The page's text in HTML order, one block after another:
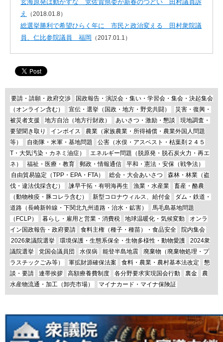
玄海原発は動かすな 党佐賀県委が新春のつどい 田村議員訴
え
（2018.01.8）
総選挙勝利で希望ひらく年に 市民と政治変える 田村衆院議
員、仁比参院議員 福岡
（2017.01.1）
要請・請願・政府交渉
国政報告・演説会・集い・学習会・集会・決起集会
（オンライン含む）
宣伝・選挙（国政・地方・野党共闘）
災害・復興・
被災者支援
地方自治（地方行財政） あいさつ・激励・懇談
現地調査・
要望聞き取り
インボイス
農業（家族農業・所得補償・農業外国人問題
等）
自衛隊・米軍・基地問題
公害（水俣・アスベスト・枯葉剤２４５
T・大気汚染・カネミ油症）
エネルギー問題（脱原発・脱石炭火力・再エ
ネ）
福祉・医療・教育 郵政・情報通信
平和・憲法・安保（戦争法）
自由貿易協定（TPP・EPA・FTA）
総会・大会あいさつ
森林・林業（盗
伐・違法伐採含む）
諫早干拓・有明海再生 漁業・水産業
畜産・酪農
（動物検疫・豚コレラ含む）
新型コロナウィルス、給付金
ダム・鉄道・
道路（長崎新幹線・下関北九州道路・治水・鉱害）
馬毛島基地問題
（FCLP）
暮らし・雇用と営業・消費税 地球温暖化・気候変動
オンラ
イン国政報告・政府要請
食料主権（種子・種苗）・食品安全
院内集会
2026衆議院選挙
環境保護・生態系保全・生物多様性・動物愛護
2024衆
議院選挙
党国会議員団 水俣病 能登半島地震
廃棄物（廃棄物処理・プ
ラスチックごみ等）
軍拡財源確保法案 食料・農業・農村基本法改定
懇
談・要請
連帯挨拶 高額療養費制度 各分野要求実現国会行動 裏金
農
水産物流通・加工（卸売市場）
マイナカード・マイナ保険証